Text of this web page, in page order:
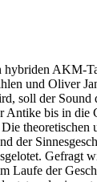
hybriden AKM-
und Oliver
soll der Sound
Antike bis in die
theoretischen
der
Gefragt
Laufe der